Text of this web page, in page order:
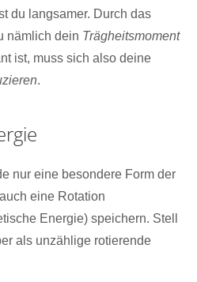
du langsamer. Durch das
nämlich dein Trägheitsmoment
ist, muss sich also deine
.
nur eine besondere Form der
eine Rotation
Energie) speichern. Stell
als unzählige rotierende